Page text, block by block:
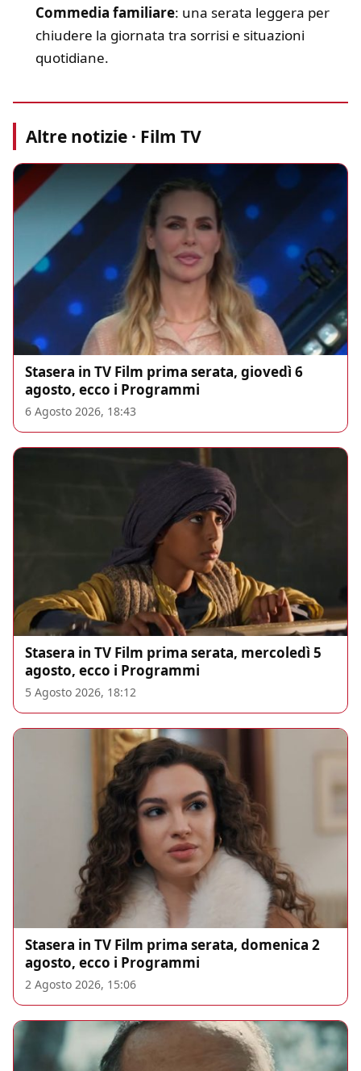
Commedia familiare: una serata leggera per
chiudere la giornata tra sorrisi e situazioni
quotidiane.
Altre notizie · Film TV
Stasera in TV Film prima serata, giovedì 6
agosto, ecco i Programmi
6 Agosto 2026, 18:43
Stasera in TV Film prima serata, mercoledì 5
agosto, ecco i Programmi
5 Agosto 2026, 18:12
Stasera in TV Film prima serata, domenica 2
agosto, ecco i Programmi
2 Agosto 2026, 15:06